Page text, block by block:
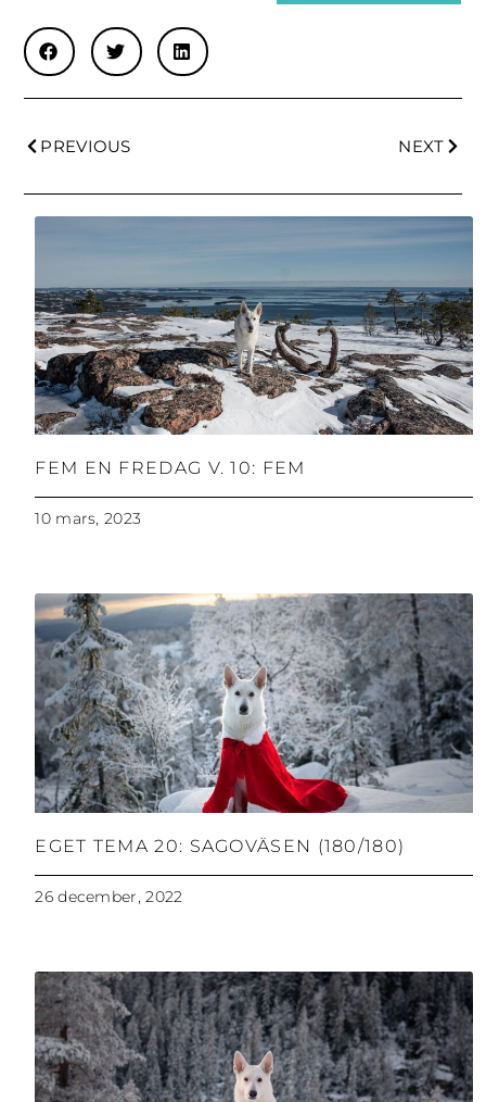
PREVIOUS NEXT
FEM EN FREDAG V. 10: FEM
10 mars, 2023
EGET TEMA 20: SAGOVÄSEN (180/180)
26 december, 2022